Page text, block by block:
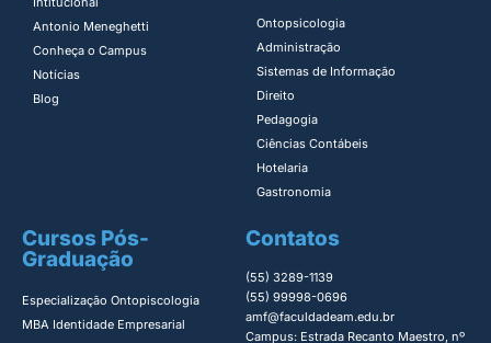
Antonio Meneghetti
Conheça o Campus
Notícias
Blog
Ontopsicologia ​
Administração​
Sistemas de Informação​
Direito​
Pedagogia
Ciências Contábeis
Hotelaria
Gastronomia
Cursos Pós-
Graduação
Especialização Ontopiscologia ​
MBA Identidade Empresarial​
Contatos
(55) 3289-1139
(55) 99998-0696
amf@faculdadeam.edu.br
Campus: Estrada Recanto Maestro, nº